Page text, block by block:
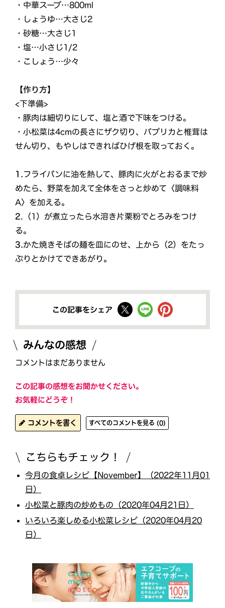
・中華スープ…800ml
・しょうゆ…大さじ2
・砂糖…大さじ1
・塩…小さじ1/2
・こしょう…少々
【作り方】
<下準備>
・豚肉は細切りにして、塩と酒で下味をつける。
・小松菜は4cmの長さにザク切り、パプリカと椎茸は
せん切り、もやしはできればひげ根を取っておく。
1.
フライパンに油を熱して、豚肉に火がとおるまで炒
めたら、野菜を加えて全体をさっと炒めて〈調味料
A〉を加える。
2. （1）が煮立ったら水溶き片栗粉でとろみをつけ
る。
3. かた焼きそばの麺を皿にのせ、上から（2）をたっ
ぷりとかけてできあがり。
この記事をシェア
みんなの感想
コメントはまだありません
この記事の感想をお聞かせください。
お気軽にどうぞ！
コメントを書く すべてのコメントを見る (0)
こちらもチェック！
今月の食卓レシピ【November】（2022年11月01
日）
小松菜と豚肉の炒めもの（2020年04月21日）
いろいろ楽しめる小松菜レシピ（2020年04月20
日）